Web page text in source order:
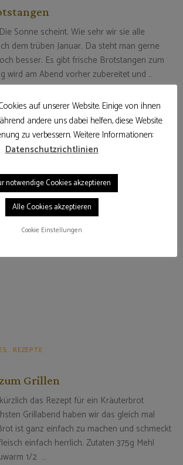
Sonne scheint. Wie sehr wir sie alle
dem trüben Januar. Da steht man gerne
besser. Es gibt frische Brotstangen zum
wird am Abend vorher zubereitet und …
REZEPTE
Grillen
das Rezept für ein Kräuterbrot
Grillabend haben wir das gleich mal
ist ganz einfach zu machen und schmeckt
einfach herrlich. Zutaten 375g Mehl
1/2 …
auf unserer Website. Einige von ihnen
andere uns dabei helfen, diese Website
zu verbessern. Weitere Informationen:
Datenschutzrichtlinien
notwendige Cookies akzeptieren
Alle Cookies akzeptieren
Cookie Einstellungen